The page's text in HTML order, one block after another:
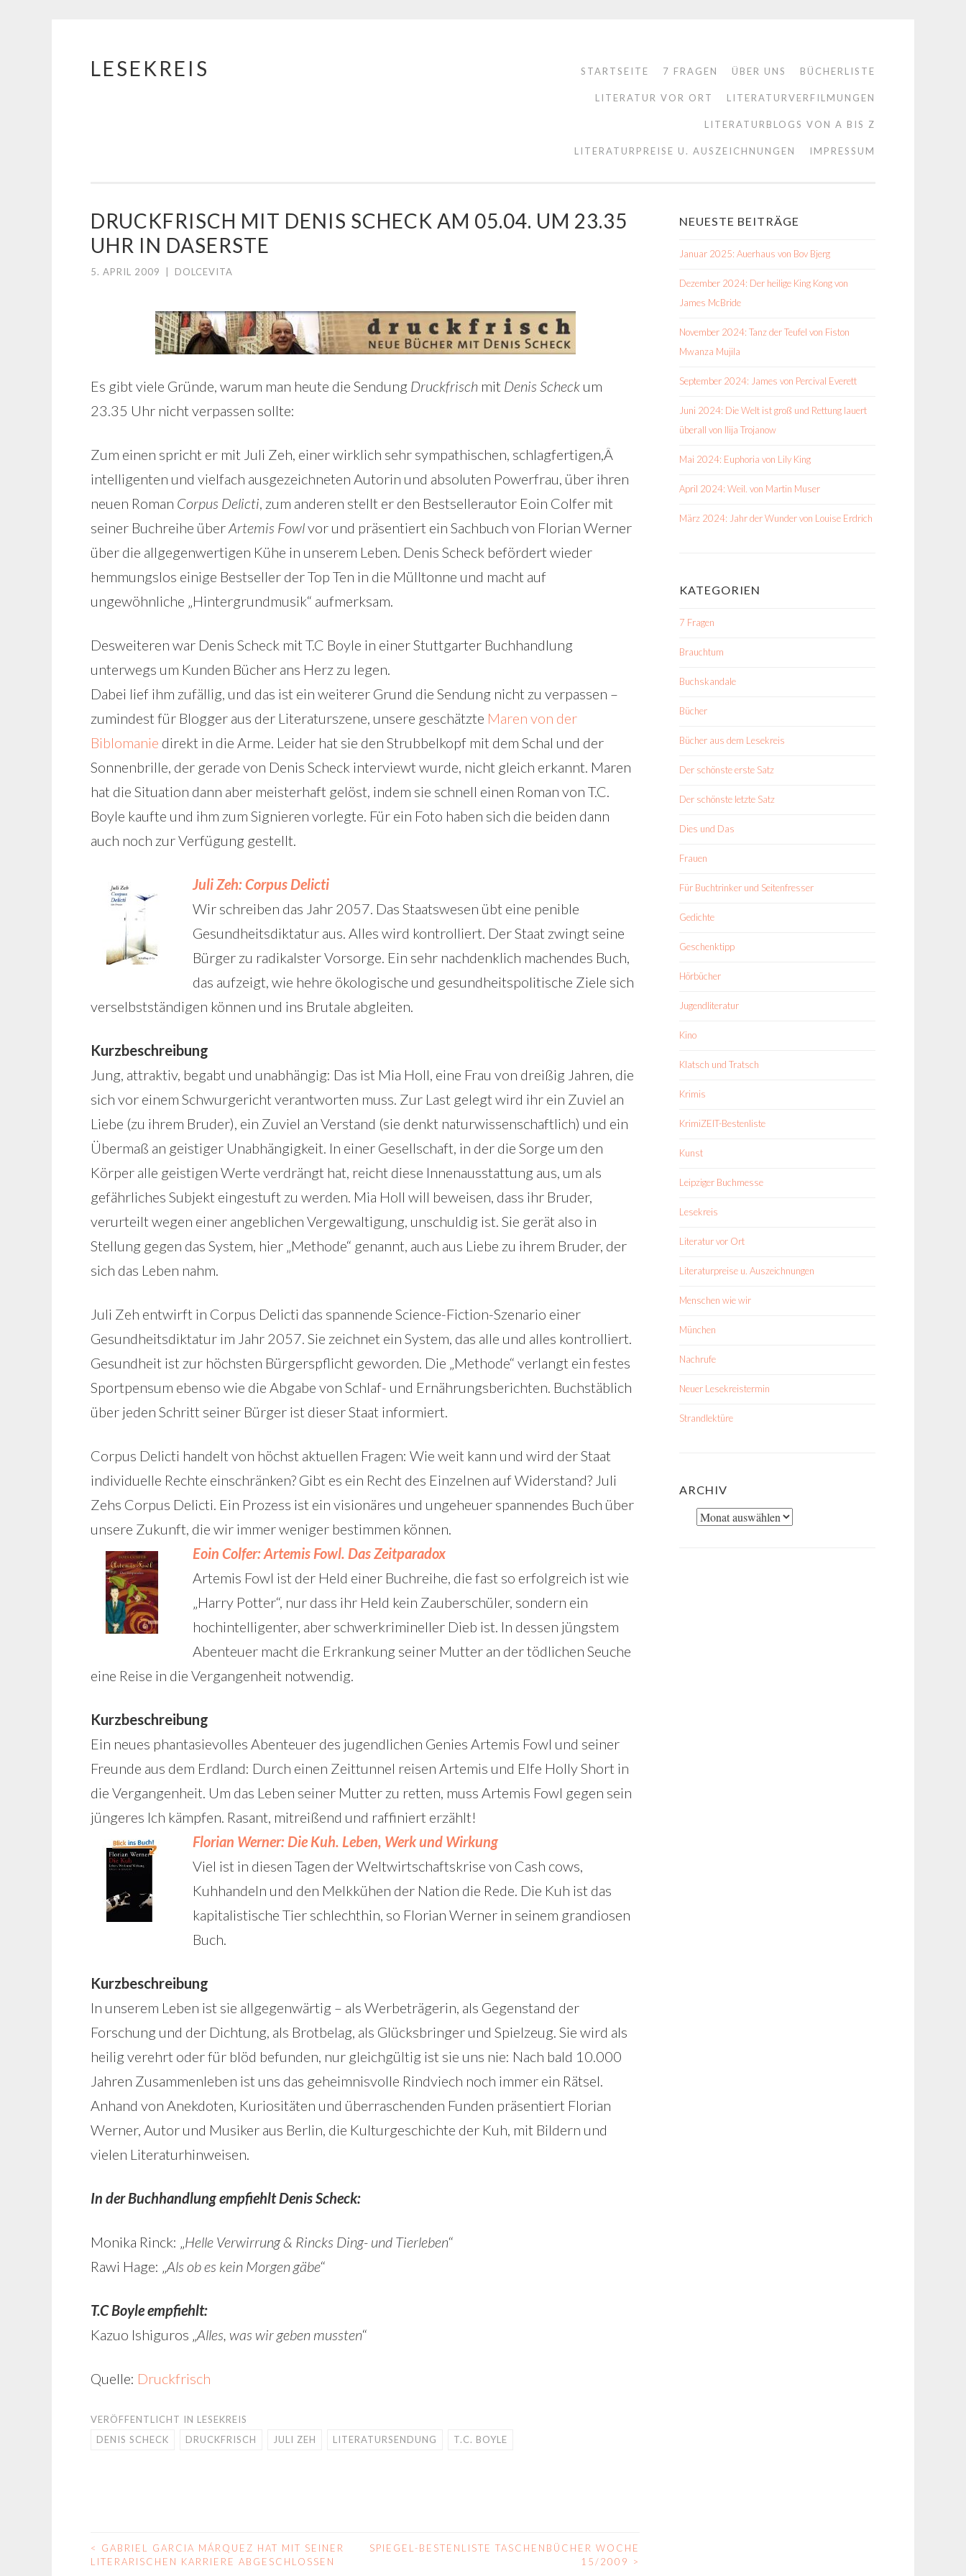
Springe
LESEKREIS STARTSEITE 7 FRAGEN ÜBER UNS BÜCHERLISTE
LITERATUR VOR ORT LITERATURVERFILMUNGEN
LITERATURBLOGS VON A BIS Z
LITERATURPREISE U. AUSZEICHNUNGEN IMPRESSUM
DRUCKFRISCH MIT DENIS SCHECK AM 05.04. UM 23.35
UHR IN DASERSTE
5. APRIL 2009 DOLCEVITA
Es gibt viele Gründe, warum man heute die Sendung Druckfrisch mit Denis Scheck um
23.35 Uhr nicht verpassen sollte:
Zum einen spricht er mit Juli Zeh, einer wirklich sehr sympathischen, schlagfertigen,Â
intelligenten und vielfach ausgezeichneten Autorin und absoluten Powerfrau, über ihren
neuen Roman Corpus Delicti, zum anderen stellt er den Bestsellerautor Eoin Colfer mit
seiner Buchreihe überArtemis Fowlvor und präsentiert ein Sachbuch von Florian Werner
über die allgegenwertigen Kühe in unserem Leben. Denis Scheck befördert wieder
hemmungslos einige Bestseller der Top Ten in die Mülltonne und macht auf
ungewöhnliche „Hintergrundmusik“ aufmerksam.
Desweiteren war Denis Scheck mit T.C Boyle in einer Stuttgarter Buchhandlung
unterwegs um Kunden Bücher ans Herz zu legen.
Dabei lief ihm zufällig, und das ist ein weiterer Grund die Sendung nicht zu verpassen –
zumindest für Blogger aus der Literaturszene, unsere geschätzte Maren von der
Biblomanie direkt in die Arme. Leider hat sie den Strubbelkopf mit dem Schal und der
Sonnenbrille, der gerade von Denis Scheck interviewt wurde, nicht gleich erkannt. Maren
hat die Situation dann aber meisterhaft gelöst, indem sie schnell einen Roman von T.C.
Boyle kaufte und ihm zum Signieren vorlegte. Für ein Foto haben sich die beiden dann
auch noch zur Verfügung gestellt.
Juli Zeh: Corpus Delicti
Wir schreiben das Jahr 2057. Das Staatswesen übt eine penible
Gesundheitsdiktatur aus. Alles wird kontrolliert. Der Staat zwingt seine
Bürger zu radikalster Vorsorge. Ein sehr nachdenklich machendes Buch,
das aufzeigt, wie hehre ökologische und gesundheitspolitische Ziele sich
verselbstständigen können und ins Brutale abgleiten.
Kurzbeschreibung
Jung, attraktiv, begabt und unabhängig: Das ist Mia Holl, eine Frau von dreißig Jahren, die
sich vor einem Schwurgericht verantworten muss. Zur Last gelegt wird ihr ein Zuviel an
Liebe (zu ihrem Bruder), ein Zuviel an Verstand (sie denkt naturwissenschaftlich) und ein
Übermaß an geistiger Unabhängigkeit. In einer Gesellschaft, in der die Sorge um den
Körper alle geistigen Werte verdrängt hat, reicht diese Innenausstattung aus, um als
gefährliches Subjekt eingestuft zu werden. Mia Holl will beweisen, dass ihr Bruder,
verurteilt wegen einer angeblichen Vergewaltigung, unschuldig ist. Sie gerät also in
Stellung gegen das System, hier „Methode“ genannt, auch aus Liebe zu ihrem Bruder, der
sich das Leben nahm.
Juli Zeh entwirft in Corpus Delicti das spannende Science-Fiction-Szenario einer
Gesundheitsdiktatur im Jahr 2057. Sie zeichnet ein System, das alle und alles kontrolliert.
Gesundheit ist zur höchsten Bürgerspflicht geworden. Die „Methode“ verlangt ein festes
Sportpensum ebenso wie die Abgabe von Schlaf- und Ernährungsberichten. Buchstäblich
über jeden Schritt seiner Bürger ist dieser Staat informiert.
Corpus Delicti handelt von höchst aktuellen Fragen: Wie weit kann und wird der Staat
individuelle Rechte einschränken? Gibt es ein Recht des Einzelnen auf Widerstand? Juli
Zehs Corpus Delicti. Ein Prozess ist ein visionäres und ungeheuer spannendes Buch über
unsere Zukunft, die wir immer weniger bestimmen können.
Eoin Colfer: Artemis Fowl. Das Zeitparadox
Artemis Fowl ist der Held einer Buchreihe, die fast so erfolgreich ist wie
„Harry Potter“, nur dass ihr Held kein Zauberschüler, sondern ein
hochintelligenter, aber schwerkrimineller Dieb ist. In dessen jüngstem
Abenteuer macht die Erkrankung seiner Mutter an der tödlichen Seuche
eine Reise in die Vergangenheit notwendig.
Kurzbeschreibung
Ein neues phantasievolles Abenteuer des jugendlichen Genies Artemis Fowl und seiner
Freunde aus dem Erdland: Durch einen Zeittunnel reisen Artemis und Elfe Holly Short in
die Vergangenheit. Um das Leben seiner Mutter zu retten, muss Artemis Fowl gegen sein
jüngeres Ich kämpfen. Rasant, mitreißend und raffiniert erzählt!
Florian Werner: Die Kuh. Leben, Werk und Wirkung
Viel ist in diesen Tagen der Weltwirtschaftskrise von Cash cows,
Kuhhandeln und den Melkkühen der Nation die Rede. Die Kuh ist das
kapitalistische Tier schlechthin, so Florian Werner in seinem grandiosen
Buch.
Kurzbeschreibung
In unserem Leben ist sie allgegenwärtig – als Werbeträgerin, als Gegenstand der
Forschung und der Dichtung, als Brotbelag, als Glücksbringer und Spielzeug. Sie wird als
heilig verehrt oder für blöd befunden, nur gleichgültig ist sie uns nie: Nach bald 10.000
Jahren Zusammenleben ist uns das geheimnisvolle Rindviech noch immer ein Rätsel.
Anhand von Anekdoten, Kuriositäten und überraschenden Funden präsentiert Florian
Werner, Autor und Musiker aus Berlin, die Kulturgeschichte der Kuh, mit Bildern und
vielen Literaturhinweisen.
In der Buchhandlung empfiehlt Denis Scheck:
Monika Rinck: „Helle Verwirrung & Rincks Ding- und Tierleben“
Rawi Hage: „Als ob es kein Morgen gäbe“
T.C Boyle empfiehlt:
Kazuo Ishiguros „Alles, was wir geben mussten“
Quelle: Druckfrisch
VERÖFFENTLICHT IN LESEKREIS
DENIS SCHECK
DRUCKFRISCH JULI ZEH LITERATURSENDUNG T.C. BOYLE
BEITRAGS-
<
GABRIEL GARCIA MÁRQUEZ HAT MIT SEINER
LITERARISCHEN KARRIERE ABGESCHLOSSEN
SPIEGEL-BESTENLISTE TASCHENBÜCHER WOCHE
15/2009 >
NEUESTE BEITRÄGE
Januar 2025: Auerhaus von Bov Bjerg
Dezember 2024: Der heilige King Kong von
James McBride
November 2024: Tanz der Teufel von Fiston
Mwanza Mujila
September 2024: James von Percival Everett
Juni 2024: Die Welt ist groß und Rettung lauert
überall von Ilija Trojanow
Mai 2024: Euphoria von Lily King
April 2024: Weil. von Martin Muser
März 2024: Jahr der Wunder von Louise Erdrich
KATEGORIEN
7 Fragen
Brauchtum
Buchskandale
Bücher
Bücher aus dem Lesekreis
Der schönste erste Satz
Der schönste letzte Satz
Dies und Das
Frauen
Für Buchtrinker und Seitenfresser
Gedichte
Geschenktipp
Hörbücher
Jugendliteratur
Kino
Klatsch und Tratsch
Krimis
KrimiZEIT-Bestenliste
Kunst
Leipziger Buchmesse
Lesekreis
Literatur vor Ort
Literaturpreise u. Auszeichnungen
Menschen wie wir
München
Nachrufe
Neuer Lesekreistermin
Strandlektüre
ARCHIV
Archiv